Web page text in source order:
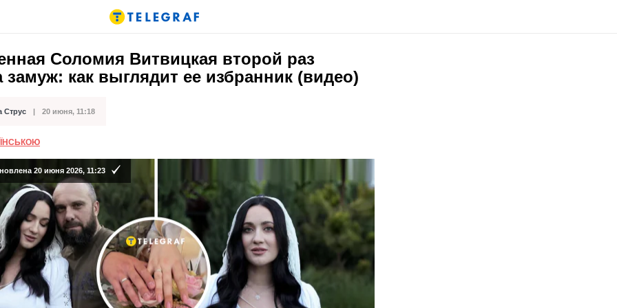
Соломия Витвицкая второй раз
как выглядит ее избранник (видео)
Струс 20 июня, 11:18
20 июня 2026, 11:23